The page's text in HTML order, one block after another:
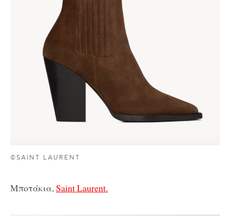
©SAINT LAURENT
Μποτάκια,Saint Laurent.